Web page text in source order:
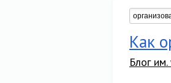
Как
Блог